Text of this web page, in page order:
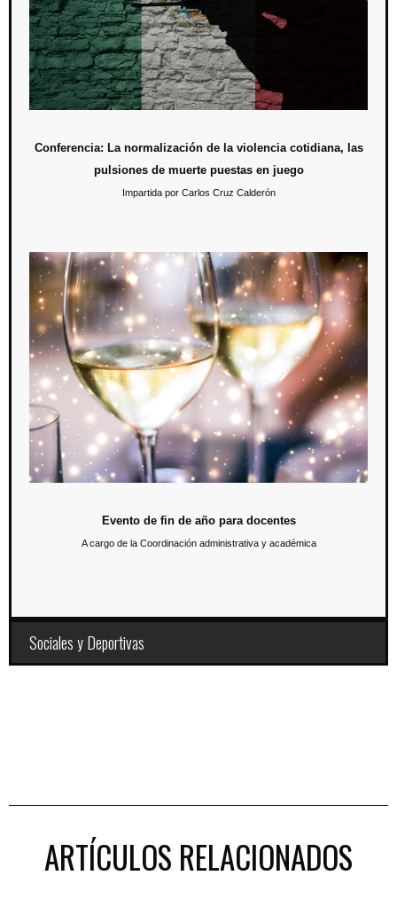
En esta conferencia se tratará la normalización de la violencia
cotidiana desde una óptica psicoanalítica.
Conferencia: La normalización de la violencia cotidiana, las
pulsiones de muerte puestas en juego
Impartida por Carlos Cruz Calderón
Evento de fin de año para docentes
13 de noviembre / 18:00 hrs.
Con motivo de reconocer el esfuerzo y el trabajo de los docentes de
nuestra Universidad, se llevará a cabo un evento de cierre de año.
Evento de fin de año para docentes
A cargo de la Coordinación administrativa y académica
Sociales y Deportivas
ARTÍCULOS RELACIONADOS